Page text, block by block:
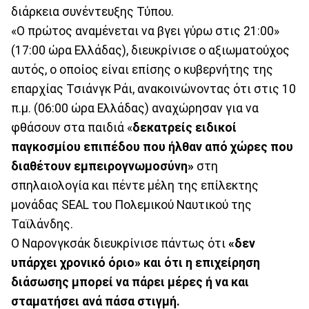
διάρκεια συνέντευξης Τύπου.
«Ο πρώτος αναμένεται να βγει γύρω στις 21:00»
(17:00 ώρα Ελλάδας), διευκρίνισε ο αξιωματούχος
αυτός, ο οποίος είναι επίσης ο κυβερνήτης της
επαρχίας Τσιάνγκ Ράι, ανακοινώνοντας ότι στις 10
π.μ. (06:00 ώρα Ελλάδας) αναχώρησαν για να
φθάσουν στα παιδιά «δεκατρείς ειδικοί
παγκοσμίου επιπέδου που ήλθαν από χώρες που
διαθέτουν εμπειρογνωμοσύνη» στη
σπηλαιολογία και πέντε μέλη της επίλεκτης
μονάδας SEAL του Πολεμικού Ναυτικού της
Ταϊλάνδης.
Ο Ναρονγκσάκ διευκρίνισε πάντως ότι «δεν
υπάρχει χρονικό όριο» και ότι η επιχείρηση
διάσωσης μπορεί να πάρει μέρες ή να και
σταματήσει ανά πάσα στιγμή.